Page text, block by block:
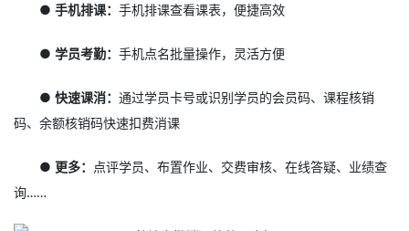
● 手机排课：手机排课查看课表，便捷高效
● 学员考勤：手机点名批量操作，灵活方便
● 快速课消：通过学员卡号或识别学员的会员码、课程核销
码、余额核销码快速扣费消课
● 更多： 点评学员、布置作业、交费审核、在线答疑、业绩查
询……